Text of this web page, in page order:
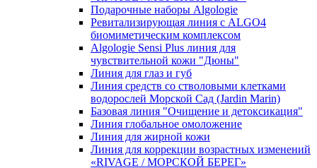
Подарочные наборы Algologie
Ревитализирующая линия с ALGO4
биомиметическим комплексом
Algologie Sensi Plus линия для
чувcтвительной кожи "Дюны"
Линия для глаз и губ
Линия средств со стволовыми клетками
водорослей Морской Сад (Jardin Marin)
Базовая линия "Очищение и детоксикация"
Линия глобальное омоложение
Линия для жирной кожи
Линия для коррекции возрастных изменений
«RIVAGE / МОРСКОЙ БЕРЕГ»